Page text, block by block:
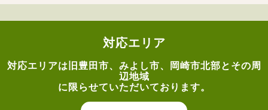
対応エリア
対応エリアは旧豊田市、みよし市、岡崎市北部とその周
辺地域
に限らせていただいております。